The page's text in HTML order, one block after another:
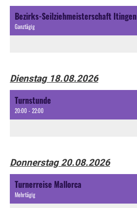
Bezirks-Seilziehmeisterschaft Itingen
Ganztägig
Dienstag 18.08.2026
Turnstunde
20:00 - 22:00
Donnerstag 20.08.2026
Turnerreise Mallorca
Mehrtägig